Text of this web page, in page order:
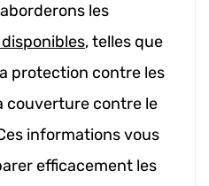
les
, telles que
protection contre les
couverture contre le
informations vous
efficacement les